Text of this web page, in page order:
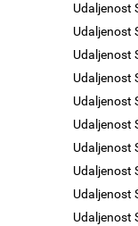
Udaljenost
Udaljenost
Udaljenost
Udaljenost
Udaljenost
Udaljenost
Udaljenost
Udaljenost
Udaljenost
Udaljenost